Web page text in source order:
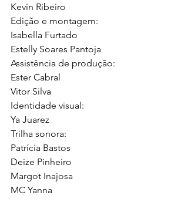
Kevin Ribeiro
Edição e montagem:
Isabella Furtado
Estelly Soares Pantoja
Assistência de produção:
Ester Cabral
Vitor Silva
Identidade visual:
Ya Juarez
Trilha sonora:
Patrícia Bastos
Deize Pinheiro
Margot Inajosa
MC Yanna